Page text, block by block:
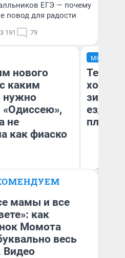
ЕГЭ — почему
повод для радости
191 79
нового
каким
нужно
«Одиссею»,
не
как фиаско
Губарь
МНЕНИЕ
Тепло
зимой.
ездит
плюсы
мамы и все
как
Момота
весь
Видео